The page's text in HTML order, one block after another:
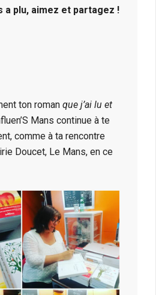
a plu, aimez et partagez !
ton roman que j’ai lu et
Mans continue à te
comme à ta rencontre
Doucet, Le Mans, en ce